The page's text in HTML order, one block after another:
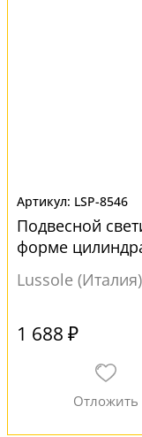
LSP-8546
Подвесной
форме
Lussole (Италия)
1 688 ₽